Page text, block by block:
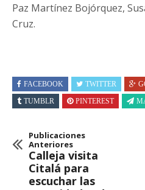
Paz Martínez Bojórquez,
Cruz.
FACEBOOK TWITTER
TUMBLR
PINTEREST
Publicaciones
Anteriores
Calleja visita
Citalá para
escuchar las